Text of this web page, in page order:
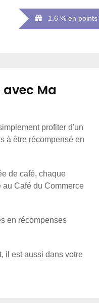
1.6 % en points
Ma
profiter d'un
à être récompensé en
de café, chaque
au Café du Commerce
en récompenses
il est aussi dans votre